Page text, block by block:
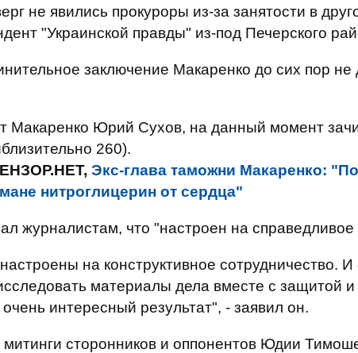
не явились прокуроры из-за занятости в
"Украинской правды" из-под Печерского
заключение Макаренко до сих пор не
Макаренко Юрий Сухов, на данный момент
260).
Экс-глава таможни Макаренко:
нитроглицерин от сердца"
журналистам, что "настроен на
на конструктивное сотрудничество. И
материалы дела вместе с защитой
интересный результат", - заявил он.
сторонников и оппонентов Юдии